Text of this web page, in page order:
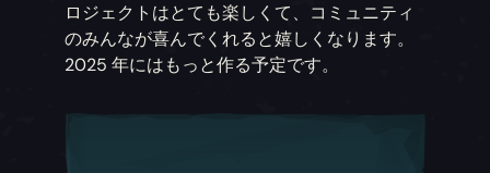
ロジェクトはとても楽しくて、コミュニティ
のみんなが喜んでくれると嬉しくなります。
2025 年にはもっと作る予定です。